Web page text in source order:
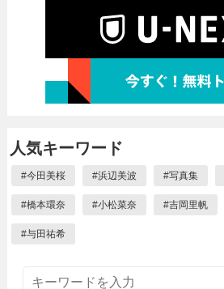
人気キーワード
#今田美桜 #浜辺美波 #写真集
#橋本環奈 #小松菜奈 #吉岡里帆
#与田祐希